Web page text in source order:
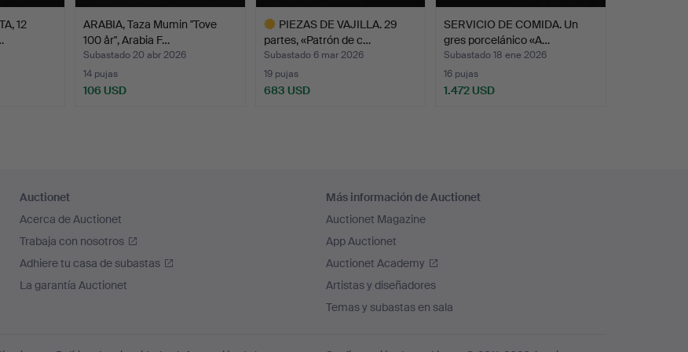
12
ARABIA, Taza Mumin "Tove
100 år", Arabia F…
Subastado 20 abr 2026
14 pujas
106 USD
PIEZAS DE VAJILLA. 29
partes, «Patrón de c…
Subastado 6 mar 2026
19 pujas
683 USD
SERVICIO DE COMIDA. Un
gres porcelánico «A…
Subastado 18 ene 2026
16 pujas
1.472 USD
Auctionet
Acerca de Auctionet
Trabaja con nosotros
Adhiere tu casa de subastas
La garantía Auctionet
Más información de Auctionet
Auctionet Magazine
App Auctionet
Auctionet Academy
Artistas y diseñadores
Temas y subastas en sala